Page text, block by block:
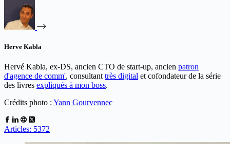
Herve Kabla
Hervé Kabla, ex-DS, ancien CTO de start-up, ancien patron
d'agence de comm', consultant très digital et cofondateur de la série
des livres expliqués à mon boss.
Crédits photo : Yann Gourvennec
Articles: 5372